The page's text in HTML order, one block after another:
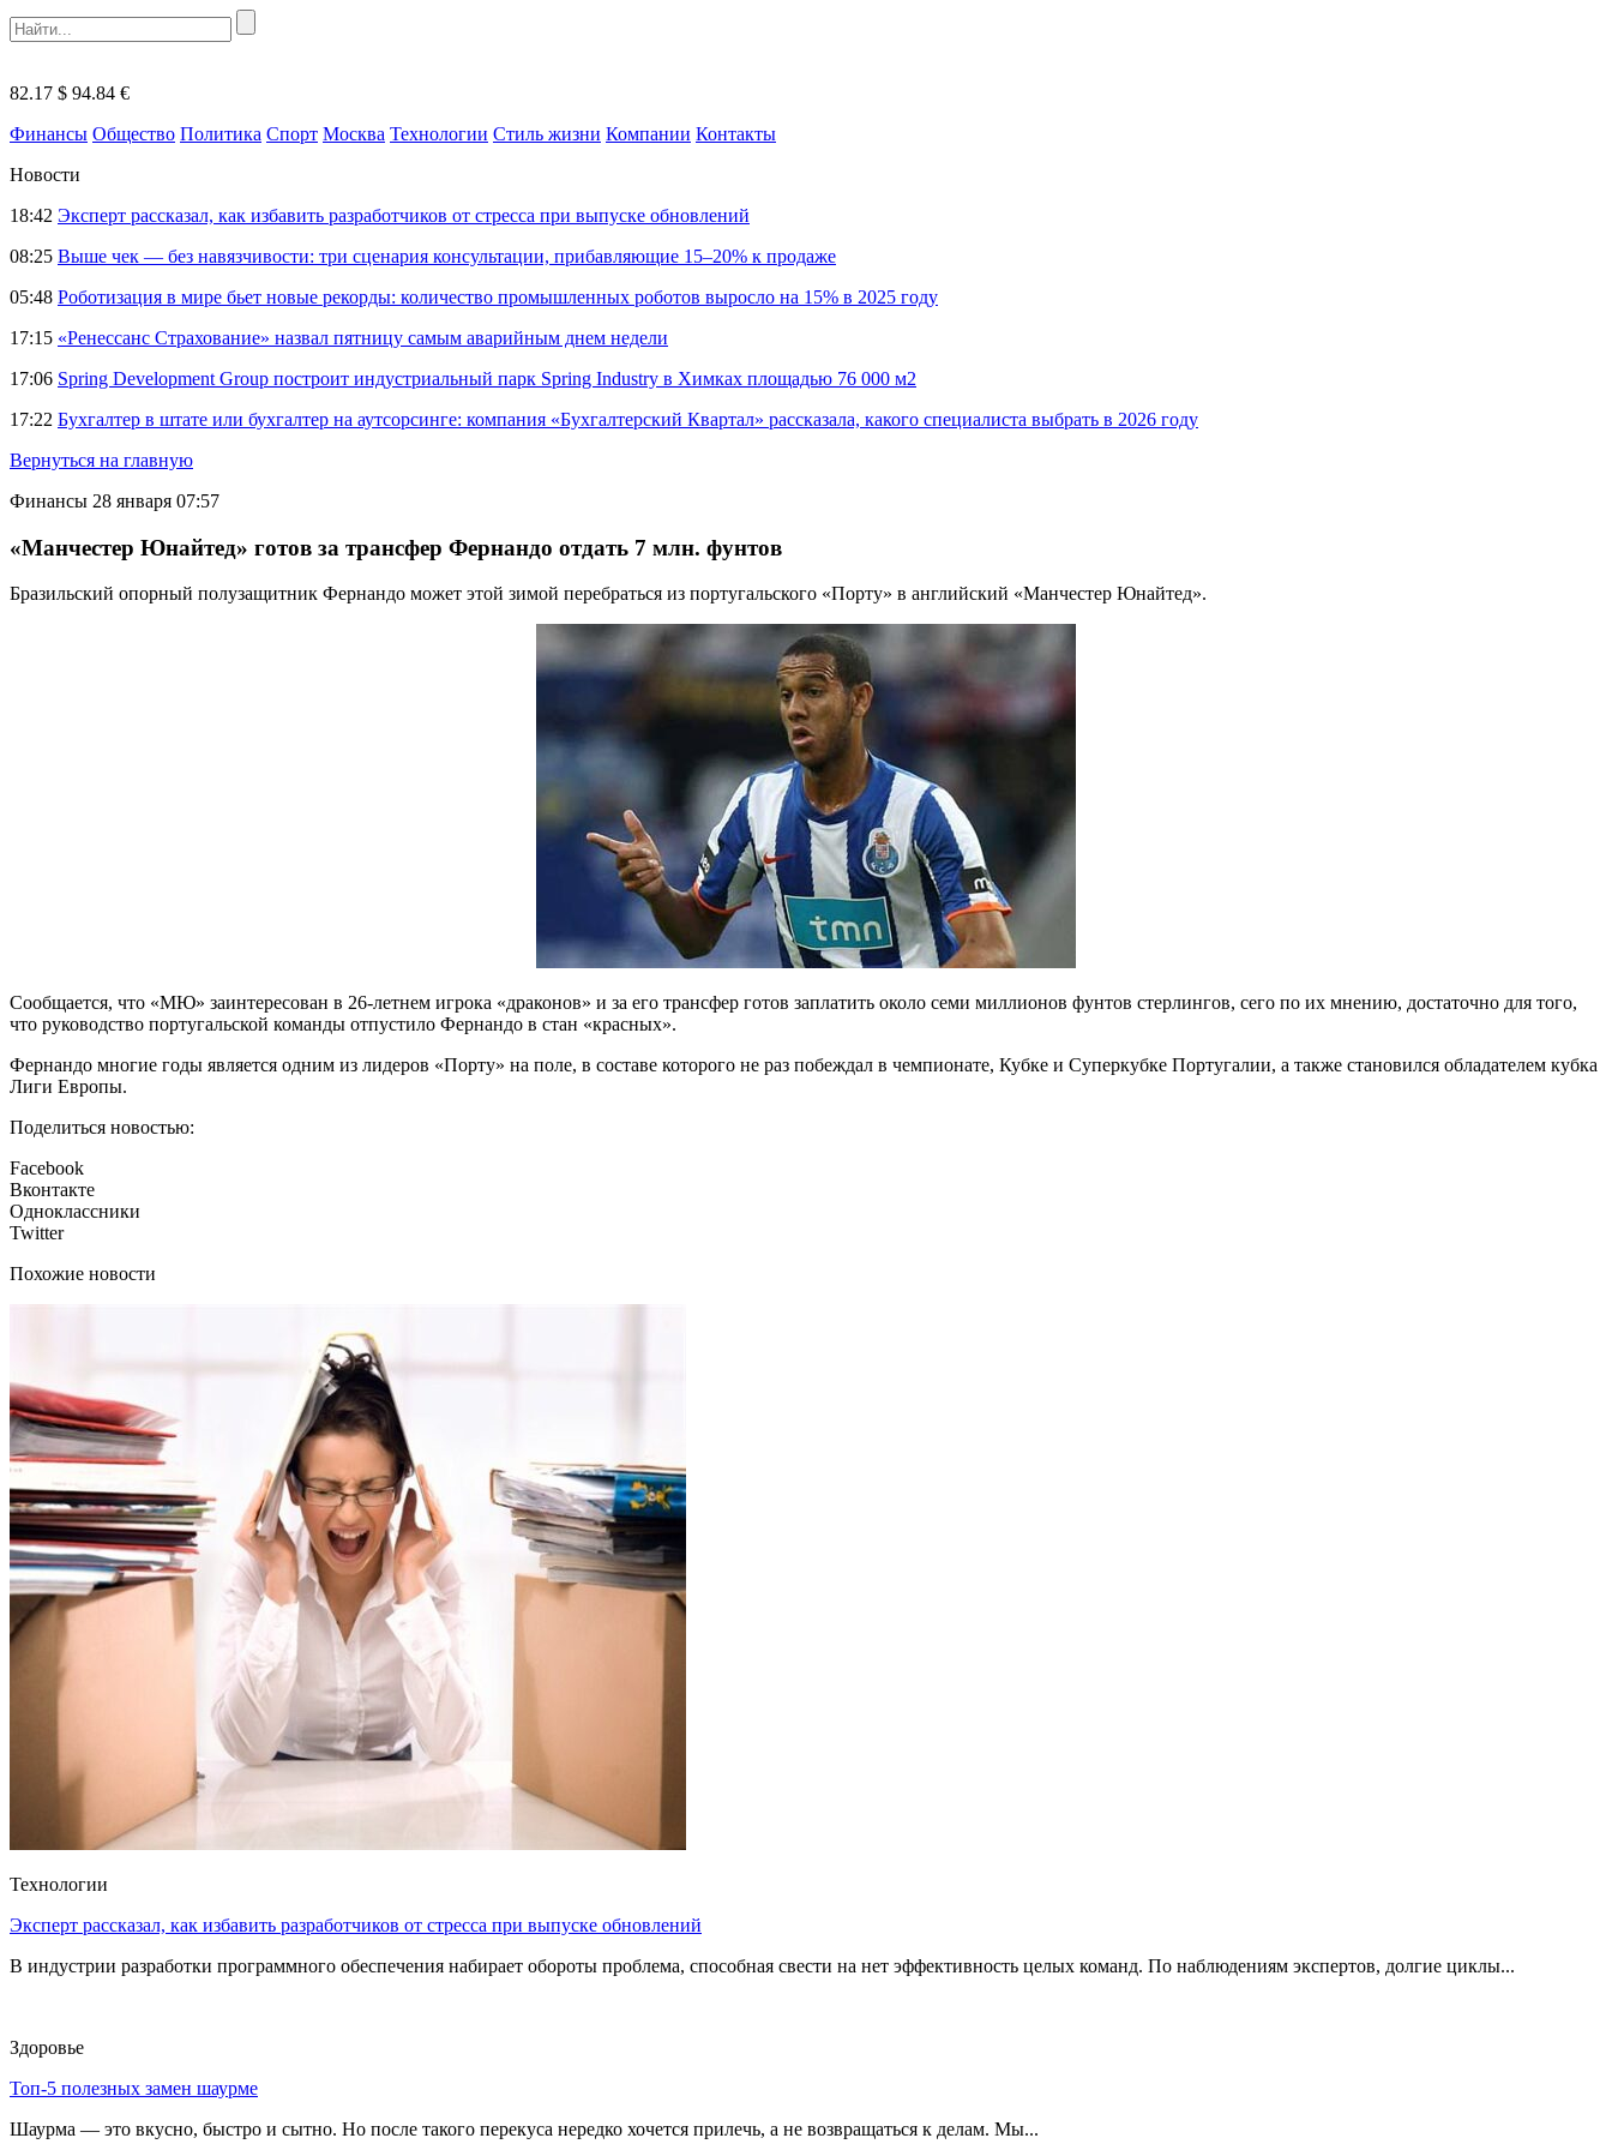
82.17 $ 94.84 €
Финансы Общество Политика Спорт Москва Технологии Стиль жизни Компании Контакты
Новости
18:42 Эксперт рассказал, как избавить разработчиков от стресса при выпуске обновлений
08:25 Выше чек — без навязчивости: три сценария консультации, прибавляющие 15–20% к продаже
05:48 Роботизация в мире бьет новые рекорды: количество промышленных роботов выросло на 15% в 2025 году
17:15 «Ренессанс Страхование» назвал пятницу самым аварийным днем недели
17:06 Spring Development Group построит индустриальный парк Spring Industry в Химках площадью 76 000 м2
17:22 Бухгалтер в штате или бухгалтер на аутсорсинге: компания «Бухгалтерский Квартал» рассказала, какого специалиста выбрать в 2026 году
Вернуться на главную
Финансы 28 января 07:57
«Манчестер Юнайтед» готов за трансфер Фернандо отдать 7 млн. фунтов
Бразильский опорный полузащитник Фернандо может этой зимой перебраться из португальского «Порту» в английский «Манчестер Юнайтед».
Сообщается, что «МЮ» заинтересован в 26-летнем игрока «драконов» и за его трансфер готов заплатить около семи миллионов фунтов стерлингов, сего по их мнению, достаточно для того,
что руководство португальской команды отпустило Фернандо в стан «красных».
Фернандо многие годы является одним из лидеров «Порту» на поле, в составе которого не раз побеждал в чемпионате, Кубке и Суперкубке Португалии, а также становился обладателем кубка
Лиги Европы.
Поделиться новостью:
Facebook
Вконтакте
Одноклассники
Twitter
Похожие новости
Технологии
Эксперт рассказал, как избавить разработчиков от стресса при выпуске обновлений
В индустрии разработки программного обеспечения набирает обороты проблема, способная свести на нет эффективность целых команд. По наблюдениям экспертов, долгие циклы...
Здоровье
Топ-5 полезных замен шаурме
Шаурма — это вкусно, быстро и сытно. Но после такого перекуса нередко хочется прилечь, а не возвращаться к делам. Мы...